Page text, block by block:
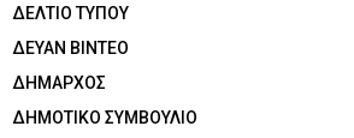
ΔΕΛΤΙΟ ΤΥΠΟΥ
ΔΕΥΑΝ ΒΙΝΤΕΟ
ΔΗΜΑΡΧΟΣ
ΔΗΜΟΤΙΚΟ ΣΥΜΒΟΥΛΙΟ